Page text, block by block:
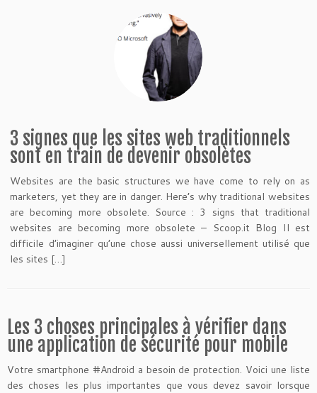
3 signes que les sites web traditionnels
sont en train de devenir obsolètes
Websites are the basic structures we have come to rely on as
marketers, yet they are in danger. Here’s why traditional websites
are becoming more obsolete. Source : 3 signs that traditional
websites are becoming more obsolete – Scoop.it Blog Il est
difficile d’imaginer qu’une chose aussi universellement utilisé que
les sites […]
Les 3 choses principales à vérifier dans
une application de sécurité pour mobile
Votre smartphone ‪#‎Android‬ a besoin de protection. Voici une liste
des choses les plus importantes que vous devez savoir lorsque